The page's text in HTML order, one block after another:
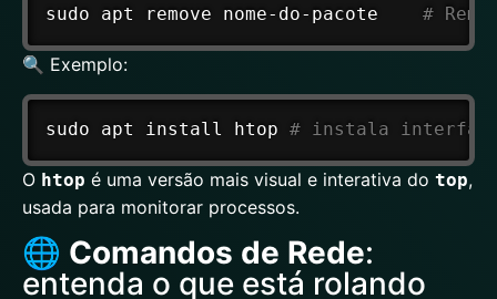
sudo
apt remove nome-do-pacote #
🔍 Exemplo:
sudo apt install htop # instala interface
O htop é uma versão mais visual e interativa do top,
usada para monitorar processos.
🌐 Comandos de Rede:
entenda o que está rolando